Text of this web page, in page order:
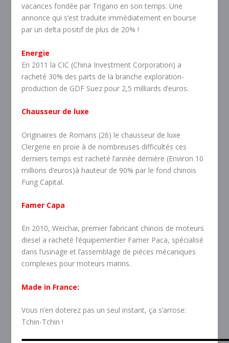
vacances fondée par Trigano en son temps. Une
annonce qui s’est traduite immédiatement en bourse
par un delta positif de plus de 20% !
Energie
En 2011 la CIC (China Investment Corporation) a
racheté 30% des parts de la branche exploration-
production de GDF Suez pour 2,5 milliards d’euros.
Chausseur de luxe
Originaires de Romans (26) le chausseur de luxe
Clergerie en proie à de nombreuses difficultés ces
derniers temps est racheté l’année dernière (Environ 10
millions d’euros)à hauteur de 90% par le fond chinois
Fung Capital.
Famer Capa
En 2010, Weichai, premier fabricant chinois de moteurs
diesel a racheté l’équipementier Famer Paca, spécialisé
dans l’usinage et l’assemblage de pièces mécaniques
complexes pour moteurs marins.
Made in France:
Vous n’en doterez pas un seul instant, ça s’arrose:
Tchin-Tchin !